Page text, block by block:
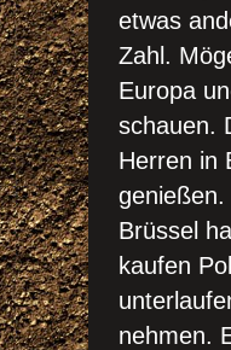
etwas
Zahl.
Europa
schauen.
Herren in
Brüssel
kaufen
nehmen.